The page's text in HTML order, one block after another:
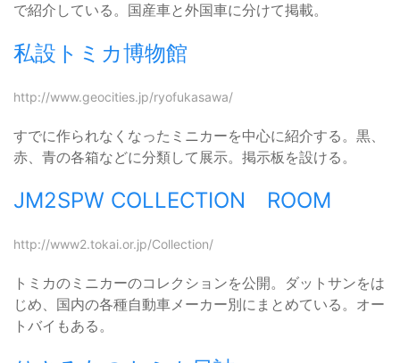
で紹介している。国産車と外国車に分けて掲載。
私設トミカ博物館
http://www.geocities.jp/ryofukasawa/
すでに作られなくなったミニカーを中心に紹介する。黒、
赤、青の各箱などに分類して展示。掲示板を設ける。
JM2SPW COLLECTION ROOM
http://www2.tokai.or.jp/Collection/
トミカのミニカーのコレクションを公開。ダットサンをは
じめ、国内の各種自動車メーカー別にまとめている。オー
トバイもある。